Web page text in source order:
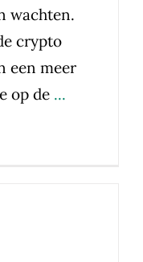
wachten.
crypto
een meer
op de ...